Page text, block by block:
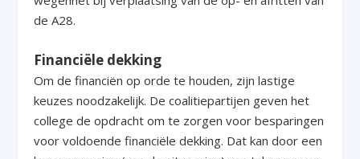
de A28.
Financiële dekking
Om de financiën op orde te houden, zijn lastige
keuzes noodzakelijk. De coalitiepartijen geven het
college de opdracht om te zorgen voor besparingen
voor voldoende financiële dekking. Dat kan door een